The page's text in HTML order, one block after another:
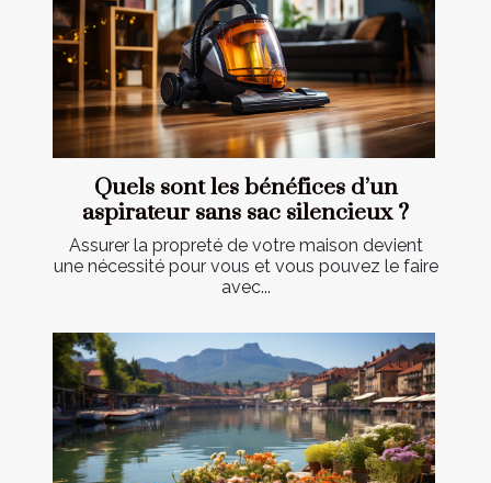
Quels sont les bénéfices d’un
aspirateur sans sac silencieux ?
Assurer la propreté de votre maison devient
une nécessité pour vous et vous pouvez le faire
avec...